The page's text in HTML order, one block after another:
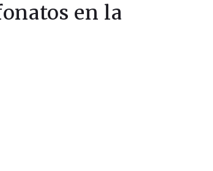
en la